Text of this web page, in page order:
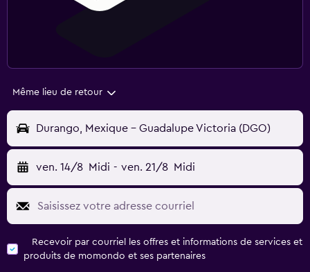
Même lieu de retour
Durango, Mexique - Guadalupe Victoria (DGO)
ven. 14/8 Midi - ven. 21/8 Midi
Recevoir par courriel les offres et informations de services et
produits de momondo et ses partenaires